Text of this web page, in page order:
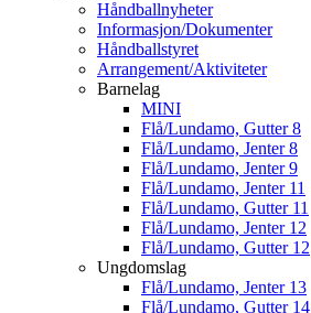
Håndballnyheter
Informasjon/Dokumenter
Håndballstyret
Arrangement/Aktiviteter
Barnelag
MINI
Flå/Lundamo, Gutter 8
Flå/Lundamo, Jenter 8
Flå/Lundamo, Jenter 9
Flå/Lundamo, Jenter 11
Flå/Lundamo, Gutter 11
Flå/Lundamo, Jenter 12
Flå/Lundamo, Gutter 12
Ungdomslag
Flå/Lundamo, Jenter 13
Flå/Lundamo, Gutter 14